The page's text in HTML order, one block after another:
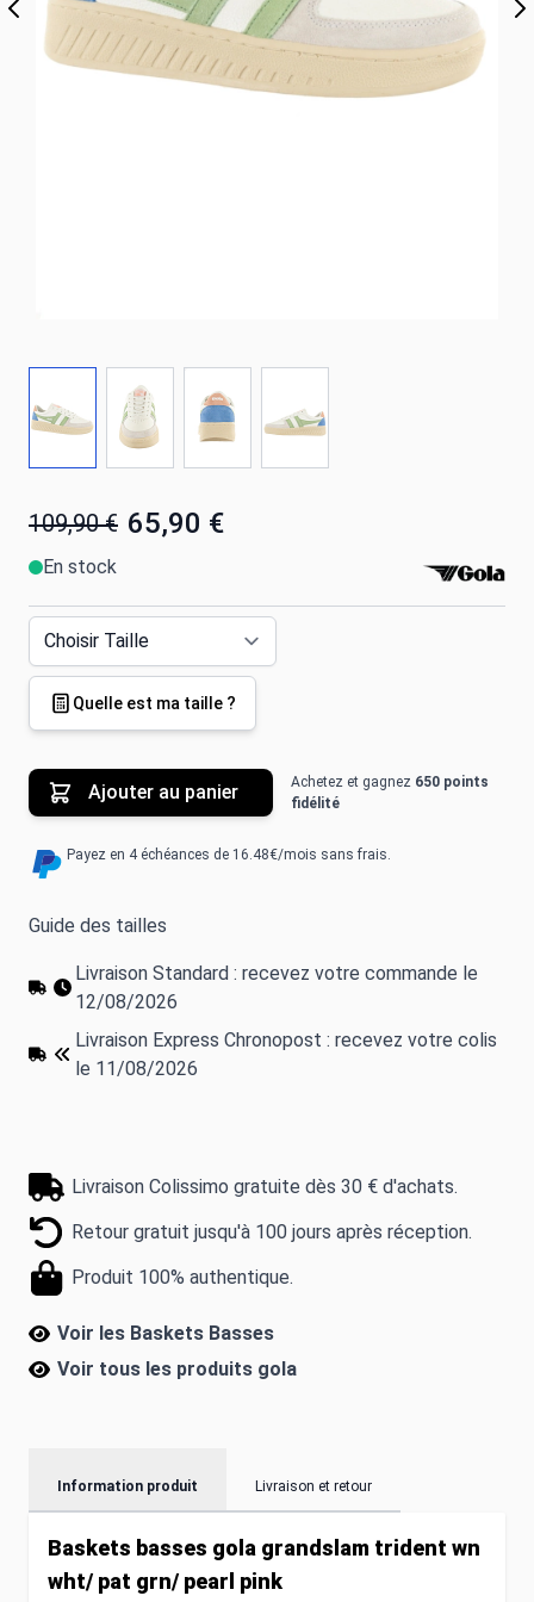
109,90 € 65,90 €
En stock
Quelle est ma taille ?
Ajouter au panier Achetez et gagnez 650 points
fidélité
Payez en 4 échéances de 16.48€/mois sans frais.
Guide des tailles
Livraison Standard : recevez votre commande le
12/08/2026
Livraison Express Chronopost : recevez votre colis
le 11/08/2026
Livraison Colissimo gratuite dès 30 € d'achats.
Retour gratuit jusqu'à 100 jours après réception.
Produit 100% authentique.
Voir les Baskets Basses
Voir tous les produits gola
Information produit Livraison et retour
Baskets basses gola grandslam trident wn
wht/ pat grn/ pearl pink